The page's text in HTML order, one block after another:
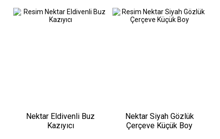
Nektar Eldivenli Buz
Kazıyıcı
Nektar Siyah Gözlük
Çerçeve Küçük Boy